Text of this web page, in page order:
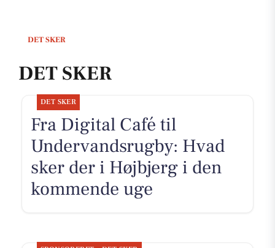
DET SKER
DET SKER
DET SKER
Fra Digital Café til
Undervandsrugby: Hvad
sker der i Højbjerg i den
kommende uge